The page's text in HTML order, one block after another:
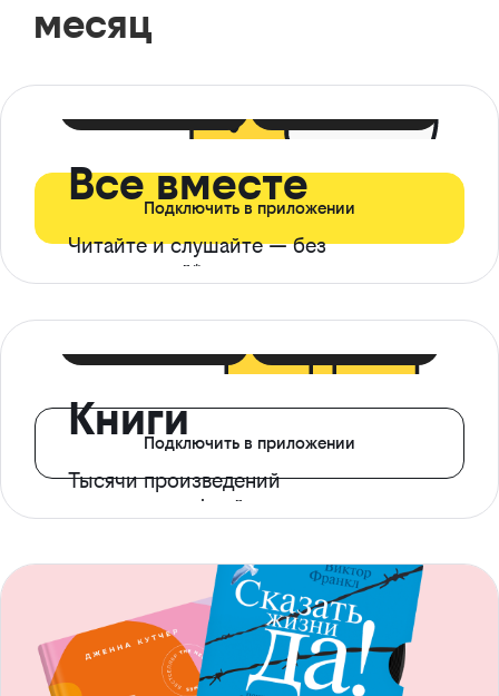
месяц
Все вместе
Читайте и слушайте — без
ограничений*
Подключить в приложении
Книги
Тысячи произведений
с доступом офлайн
Подключить в приложении